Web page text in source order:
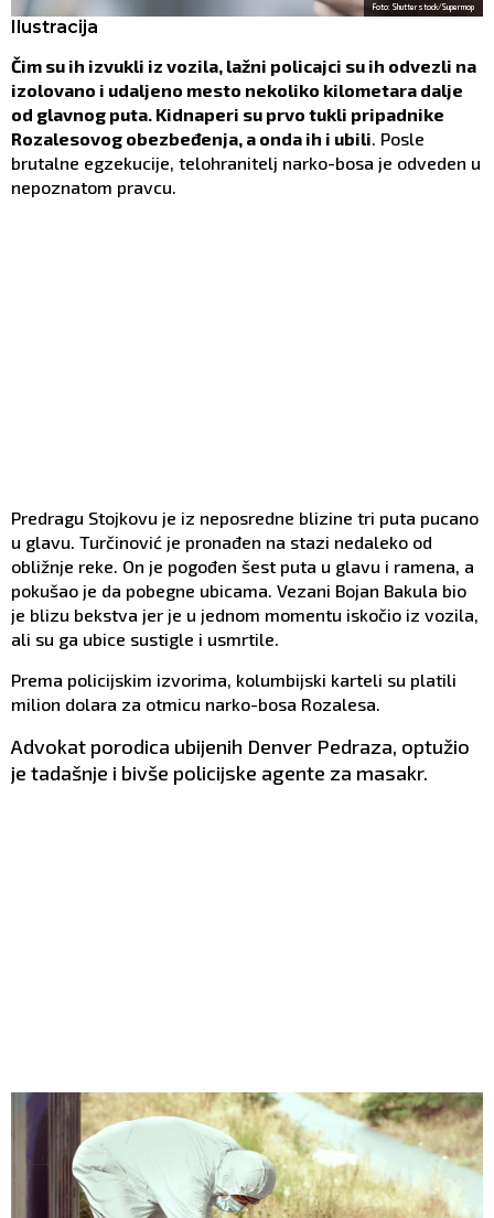
Foto: Shutterstock/Supermop
Ilustracija
Čim su ih izvukli iz vozila, lažni policajci su ih odvezli na
izolovano i udaljeno mesto nekoliko kilometara dalje
od glavnog puta. Kidnaperi su prvo tukli pripadnike
Rozalesovog obezbeđenja, a onda ih i ubili. Posle
brutalne egzekucije, telohranitelj narko-bosa je odveden u
nepoznatom pravcu.
Predragu Stojkovu je iz neposredne blizine tri puta pucano
u glavu. Turčinović je pronađen na stazi nedaleko od
obližnje reke. On je pogođen šest puta u glavu i ramena, a
pokušao je da pobegne ubicama. Vezani Bojan Bakula bio
je blizu bekstva jer je u jednom momentu iskočio iz vozila,
ali su ga ubice sustigle i usmrtile.
Prema policijskim izvorima, kolumbijski karteli su platili
milion dolara za otmicu narko-bosa Rozalesa.
Advokat porodica ubijenih Denver Pedraza, optužio
je tadašnje i bivše policijske agente za masakr.